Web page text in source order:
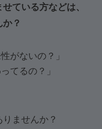
ている方などは、
？
がないの？」
てるの？」
ませんか？